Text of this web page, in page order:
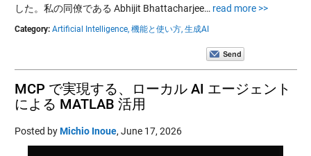
した。私の同僚である Abhijit Bhattacharjee… read more >>
Category: Artificial Intelligence, 機能と使い方, 生成AI
MCP で実現する、ローカル AI エージェント
による MATLAB 活用
Posted byMichio Inoue, June 17, 2026